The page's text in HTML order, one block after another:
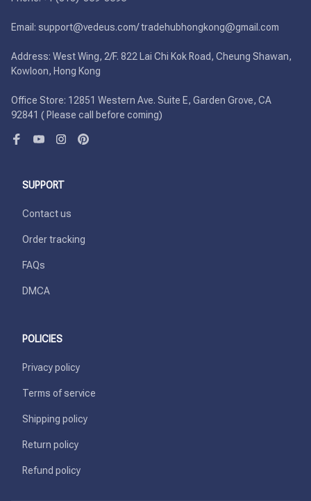
Email: support@vedeus.com/ tradehubhongkong@gmail.com
Address: West Wing, 2/F. 822 Lai Chi Kok Road, Cheung Shawan,
Kowloon, Hong Kong
Office Store: 12851 Western Ave. Suite E, Garden Grove, CA
92841 ( Please call before coming)
SUPPORT
Contact us
Order tracking
FAQs
DMCA
POLICIES
Privacy policy
Terms of service
Shipping policy
Return policy
Refund policy